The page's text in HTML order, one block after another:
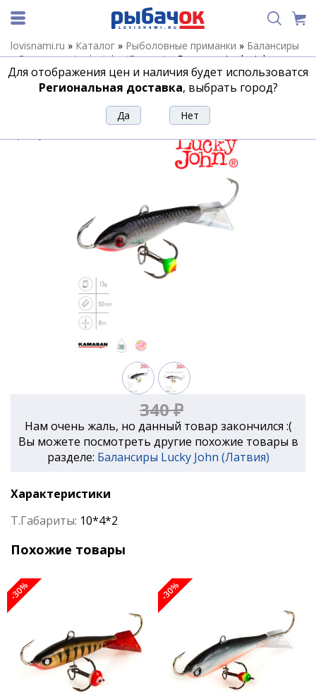
lovisnami.ru » Каталог » Рыболовные приманки » Балансиры
»Балансиры Lucky John (Латвия)»Балансир Lucky John
Classic 5 + тр.50mm/13H
Балансир Lucky John Classic 5 +
тр.50mm/13H
340 ₽
Нам очень жаль, но данный товар закончился :(
Вы можете посмотреть другие похожие товары в
разделе: Балансиры Lucky John (Латвия)
Характеристики
Т.Габариты: 10*4*2
Похожие товары
-30% -30%
Для отображения цен и наличия будет использоватся
Региональная доставка, выбрать город?